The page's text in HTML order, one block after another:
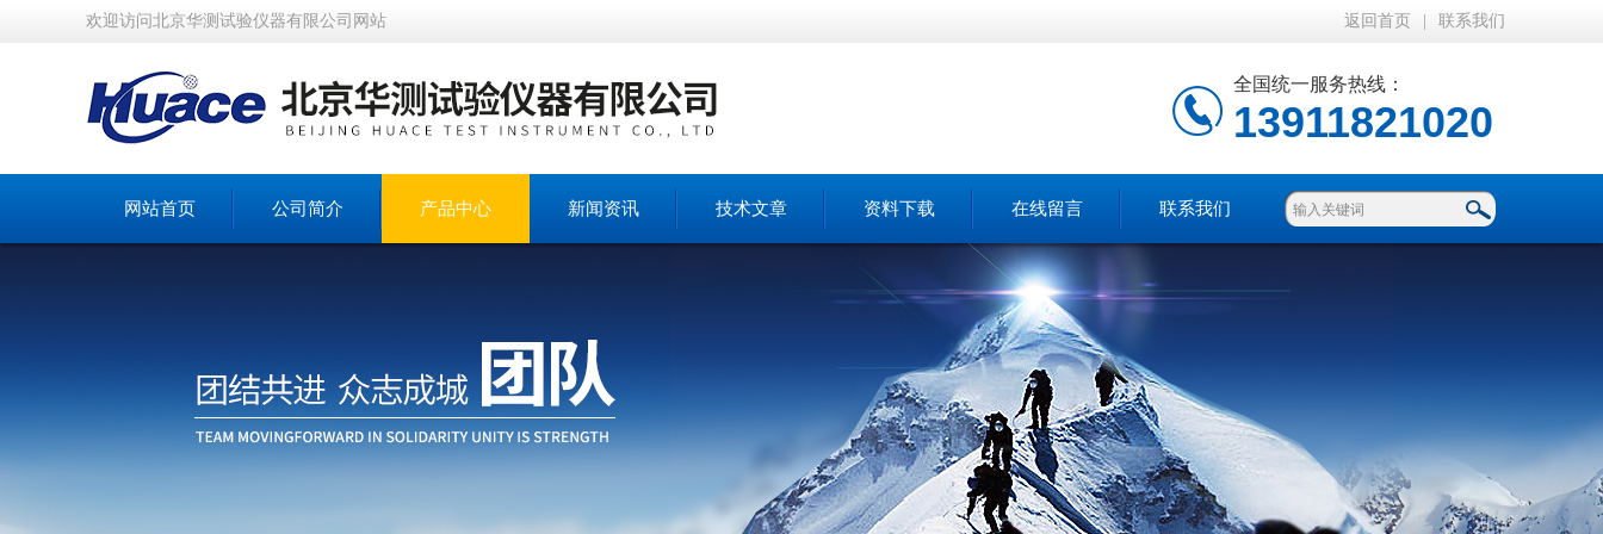
欢迎访问北京华测试验仪器有限公司网站 返回首页 联系我们
全国统一服务热线：
13911821020
网站首页 公司简介 产品中心 新闻资讯 技术文章 资料下载 在线留言 联系我们